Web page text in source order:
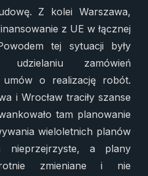
Z kolei Warszawa,
z UE w łącznej
tej sytuacji były
udzielaniu zamówień
o realizację robót.
i Wrocław traciły szanse
tam planowanie
wieloletnich planów
nieprzejrzyste, a plany
zmieniane i nie